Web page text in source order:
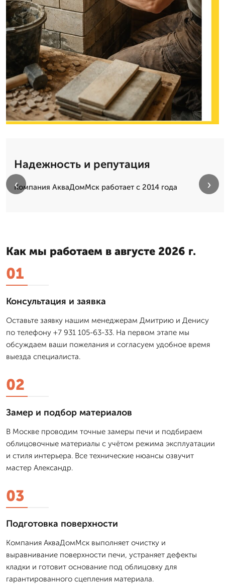
Надежность и репутация
Компания АкваДомМск работает с 2014 года
‹ ›
Как мы работаем в августе 2026 г.
01
Консультация и заявка
Оставьте заявку нашим менеджерам Дмитрию и Денису
по телефону +7 931 105-63-33. На первом этапе мы
обсуждаем ваши пожелания и согласуем удобное время
выезда специалиста.
02
Замер и подбор материалов
В Москве проводим точные замеры печи и подбираем
облицовочные материалы с учётом режима эксплуатации
и стиля интерьера. Все технические нюансы озвучит
мастер Александр.
03
Подготовка поверхности
Компания АкваДомМск выполняет очистку и
выравнивание поверхности печи, устраняет дефекты
кладки и готовит основание под облицовку для
гарантированного сцепления материала.